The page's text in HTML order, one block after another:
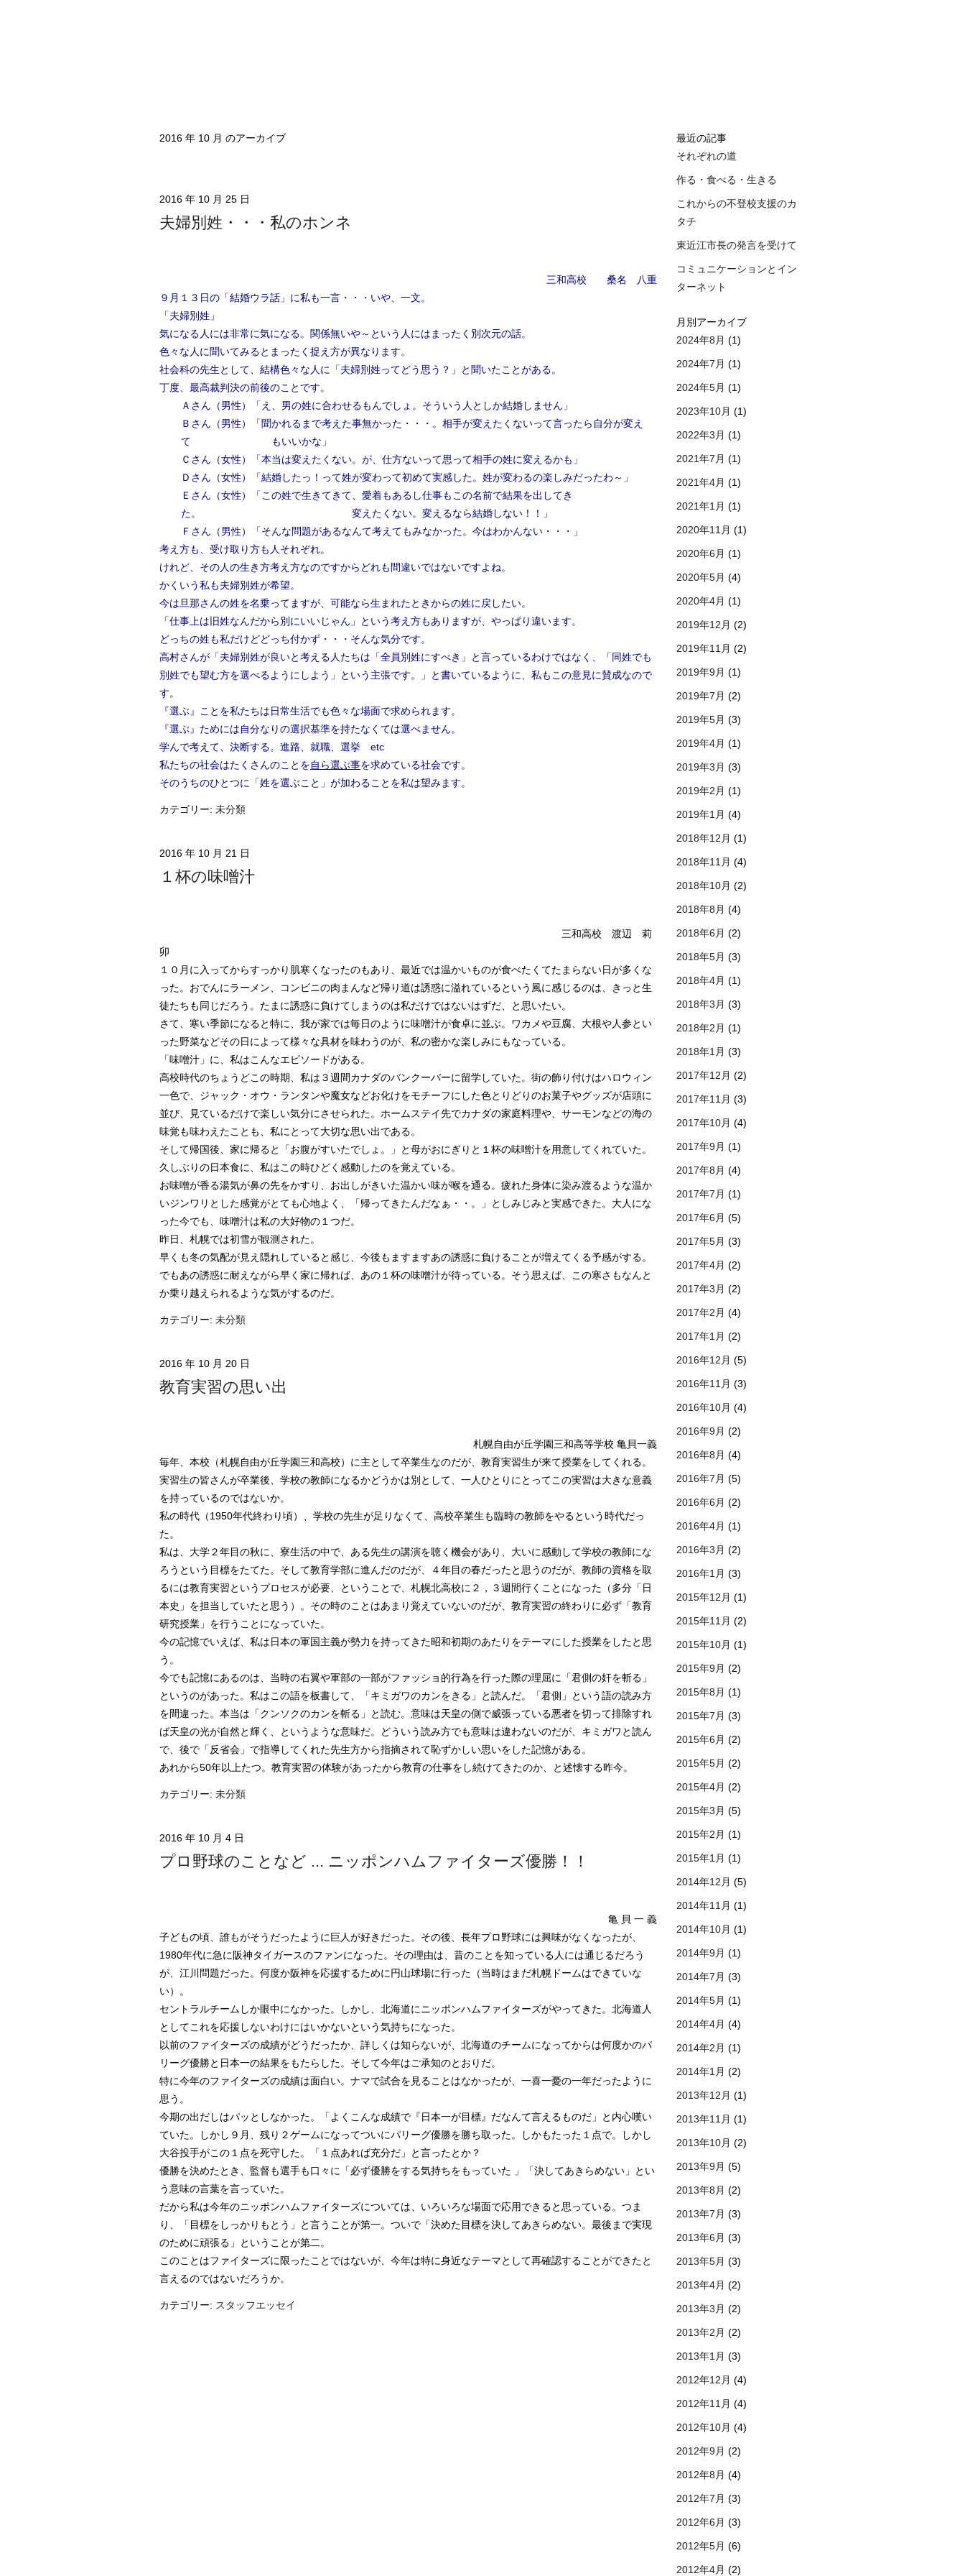
2016 年 10 月 のアーカイブ
2016 年 10 月 25 日
夫婦別姓・・・私のホンネ
三和高校 桑名 八重
９月１３日の「結婚ウラ話」に私も一言・・・いや、一文。
「夫婦別姓」
気になる人には非常に気になる。関係無いや～という人にはまったく別次元の話。
色々な人に聞いてみるとまったく捉え方が異なります。
社会科の先生として、結構色々な人に「夫婦別姓ってどう思う？」と聞いたことがある。
丁度、最高裁判決の前後のことです。
Ａさん（男性）「え、男の姓に合わせるもんでしょ。そういう人としか結婚しません」
Ｂさん（男性）「聞かれるまで考えた事無かった・・・。相手が変えたくないって言ったら自分が変え
て もいいかな」
Ｃさん（女性）「本当は変えたくない。が、仕方ないって思って相手の姓に変えるかも」
Ｄさん（女性）「結婚したっ！って姓が変わって初めて実感した。姓が変わるの楽しみだったわ～」
Ｅさん（女性）「この姓で生きてきて、愛着もあるし仕事もこの名前で結果を出してき
た。 変えたくない。 変えるなら結婚しない！！」
Ｆさん（男性）「そんな問題があるなんて考えてもみなかった。今はわかんない・・・」
考え方も、受け取り方も人それぞれ。
けれど、その人の生き方考え方なのですからどれも間違いではないですよね。
かくいう私も夫婦別姓が希望。
今は旦那さんの姓を名乗ってますが、可能なら生まれたときからの姓に戻したい。
「仕事上は旧姓なんだから別にいいじゃん」という考え方もありますが、やっぱり違います。
どっちの姓も私だけどどっち付かず・・・そんな気分です。
高村さんが「夫婦別姓が良いと考える人たちは「全員別姓にすべき」と言っているわけではなく、「同姓でも
別姓でも望む方を選べるようにしよう」という主張です。」と書いているように、私もこの意見に賛成なので
す。
『選ぶ』ことを私たちは日常生活でも色々な場面で求められます。
『選ぶ』ためには自分なりの選択基準を持たなくては選べません。
学んで考えて、決断する。進路、就職、選挙 etc
私たちの社会はたくさんのことを自ら選ぶ事を求めている社会です。
そのうちのひとつに「姓を選ぶこと」が加わることを私は望みます。
カテゴリー: 未分類
2016 年 10 月 21 日
１杯の味噌汁
三和高校 渡辺 莉
卯
１０月に入ってからすっかり肌寒くなったのもあり、最近では温かいものが食べたくてたまらない日が多くな
った。おでんにラーメン、コンビニの肉まんなど帰り道は誘惑に溢れているという風に感じるのは、きっと生
徒たちも同じだろう。たまに誘惑に負けてしまうのは私だけではないはずだ、と思いたい。
さて、寒い季節になると特に、我が家では毎日のように味噌汁が食卓に並ぶ。ワカメや豆腐、大根や人参とい
った野菜などその日によって様々な具材を味わうのが、私の密かな楽しみにもなっている。
「味噌汁」に、私はこんなエピソードがある。
高校時代のちょうどこの時期、私は３週間カナダのバンクーバーに留学していた。街の飾り付けはハロウィン
一色で、ジャック・オウ・ランタンや魔女などお化けをモチーフにした色とりどりのお菓子やグッズが店頭に
並び、見ているだけで楽しい気分にさせられた。ホームステイ先でカナダの家庭料理や、サーモンなどの海の
味覚も味わえたことも、私にとって大切な思い出である。
そして帰国後、家に帰ると「お腹がすいたでしょ。」と母がおにぎりと１杯の味噌汁を用意してくれていた。
久しぶりの日本食に、私はこの時ひどく感動したのを覚えている。
お味噌が香る湯気が鼻の先をかすり、お出しがきいた温かい味が喉を通る。疲れた身体に染み渡るような温か
いジンワリとした感覚がとても心地よく、「帰ってきたんだなぁ・・。」としみじみと実感できた。大人にな
った今でも、味噌汁は私の大好物の１つだ。
昨日、札幌では初雪が観測された。
早くも冬の気配が見え隠れしていると感じ、今後もますますあの誘惑に負けることが増えてくる予感がする。
でもあの誘惑に耐えながら早く家に帰れば、あの１杯の味噌汁が待っている。そう思えば、この寒さもなんと
か乗り越えられるような気がするのだ。
カテゴリー: 未分類
2016 年 10 月 20 日
教育実習の思い出
札幌自由が丘学園三和高等学校 亀貝一義
毎年、本校（札幌自由が丘学園三和高校）に主として卒業生なのだが、教育実習生が来て授業をしてくれる。
実習生の皆さんが卒業後、学校の教師になるかどうかは別として、一人ひとりにとってこの実習は大きな意義
を持っているのではないか。
私の時代（1950年代終わり頃）、学校の先生が足りなくて、高校卒業生も臨時の教師をやるという時代だっ
た。
私は、大学２年目の秋に、寮生活の中で、ある先生の講演を聴く機会があり、大いに感動して学校の教師にな
ろうという目標をたてた。そして教育学部に進んだのだが、４年目の春だったと思うのだが、教師の資格を取
るには教育実習というプロセスが必要、ということで、札幌北高校に２，３週間行くことになった（多分「日
本史」を担当していたと思う）。その時のことはあまり覚えていないのだが、教育実習の終わりに必ず「教育
研究授業」を行うことになっていた。
今の記憶でいえば、私は日本の軍国主義が勢力を持ってきた昭和初期のあたりをテーマにした授業をしたと思
う。
今でも記憶にあるのは、当時の右翼や軍部の一部がファッショ的行為を行った際の理屈に「君側の奸を斬る」
というのがあった。私はこの語を板書して、「キミガワのカンをきる」と読んだ。「君側」という語の読み方
を間違った。本当は「クンソクのカンを斬る」と読む。意味は天皇の側で威張っている悪者を切って排除すれ
ば天皇の光が自然と輝く、というような意味だ。どういう読み方でも意味は違わないのだが、キミガワと読ん
で、後で「反省会」で指導してくれた先生方から指摘されて恥ずかしい思いをした記憶がある。
あれから50年以上たつ。教育実習の体験があったから教育の仕事をし続けてきたのか、と述懐する昨今。
カテゴリー: 未分類
2016 年 10 月 4 日
プロ野球のことなど ... ニッポンハムファイターズ優勝！！
亀 貝 一 義
子どもの頃、誰もがそうだったように巨人が好きだった。その後、長年プロ野球には興味がなくなったが、
1980年代に急に阪神タイガースのファンになった。その理由は、昔のことを知っている人には通じるだろう
が、江川問題だった。何度か阪神を応援するために円山球場に行った（当時はまだ札幌ドームはできていな
い）。
セントラルチームしか眼中になかった。しかし、北海道にニッポンハムファイターズがやってきた。北海道人
としてこれを応援しないわけにはいかないという気持ちになった。
以前のファイターズの成績がどうだったか、詳しくは知らないが、北海道のチームになってからは何度かのパ
リーグ優勝と日本一の結果をもたらした。そして今年はご承知のとおりだ。
特に今年のファイターズの成績は面白い。ナマで試合を見ることはなかったが、一喜一憂の一年だったように
思う。
今期の出だしはパッとしなかった。「よくこんな成績で『日本一が目標』だなんて言えるものだ」と内心嘆い
ていた。しかし９月、残り２ゲームになってついにパリーグ優勝を勝ち取った。しかもたった１点で。しかし
大谷投手がこの１点を死守した。「１点あれば充分だ」と言ったとか？
優勝を決めたとき、監督も選手も口々に「必ず優勝をする気持ちをもっていた 」「決してあきらめない」とい
う意味の言葉を言っていた。
だから私は今年のニッポンハムファイターズについては、いろいろな場面で応用できると思っている。つま
り、「目標をしっかりもとう」と言うことが第一。ついで「決めた目標を決してあきらめない。最後まで実現
のために頑張る」ということが第二。
このことはファイターズに限ったことではないが、今年は特に身近なテーマとして再確認することができたと
言えるのではないだろうか。
カテゴリー: スタッフエッセイ
最近の記事
それぞれの道
作る・食べる・生きる
これからの不登校支援のカ
タチ
東近江市長の発言を受けて
コミュニケーションとイン
ターネット
月別アーカイブ
2024年8月 (1)
2024年7月 (1)
2024年5月 (1)
2023年10月 (1)
2022年3月 (1)
2021年7月 (1)
2021年4月 (1)
2021年1月 (1)
2020年11月 (1)
2020年6月 (1)
2020年5月 (4)
2020年4月 (1)
2019年12月 (2)
2019年11月 (2)
2019年9月 (1)
2019年7月 (2)
2019年5月 (3)
2019年4月 (1)
2019年3月 (3)
2019年2月 (1)
2019年1月 (4)
2018年12月 (1)
2018年11月 (4)
2018年10月 (2)
2018年8月 (4)
2018年6月 (2)
2018年5月 (3)
2018年4月 (1)
2018年3月 (3)
2018年2月 (1)
2018年1月 (3)
2017年12月 (2)
2017年11月 (3)
2017年10月 (4)
2017年9月 (1)
2017年8月 (4)
2017年7月 (1)
2017年6月 (5)
2017年5月 (3)
2017年4月 (2)
2017年3月 (2)
2017年2月 (4)
2017年1月 (2)
2016年12月 (5)
2016年11月 (3)
2016年10月 (4)
2016年9月 (2)
2016年8月 (4)
2016年7月 (5)
2016年6月 (2)
2016年4月 (1)
2016年3月 (2)
2016年1月 (3)
2015年12月 (1)
2015年11月 (2)
2015年10月 (1)
2015年9月 (2)
2015年8月 (1)
2015年7月 (3)
2015年6月 (2)
2015年5月 (2)
2015年4月 (2)
2015年3月 (5)
2015年2月 (1)
2015年1月 (1)
2014年12月 (5)
2014年11月 (1)
2014年10月 (1)
2014年9月 (1)
2014年7月 (3)
2014年5月 (1)
2014年4月 (4)
2014年2月 (1)
2014年1月 (2)
2013年12月 (1)
2013年11月 (1)
2013年10月 (2)
2013年9月 (5)
2013年8月 (2)
2013年7月 (3)
2013年6月 (3)
2013年5月 (3)
2013年4月 (2)
2013年3月 (2)
2013年2月 (2)
2013年1月 (3)
2012年12月 (4)
2012年11月 (4)
2012年10月 (4)
2012年9月 (2)
2012年8月 (4)
2012年7月 (3)
2012年6月 (3)
2012年5月 (6)
2012年4月 (2)